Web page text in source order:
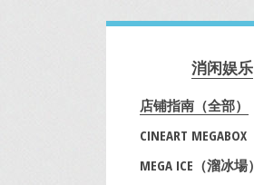
消闲娱乐
店铺指南（全部）
CINEART MEGABOX
MEGA ICE（溜冰場）